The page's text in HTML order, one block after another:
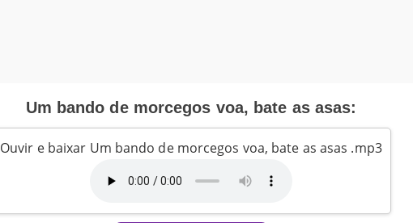
Um bando de morcegos voa, bate as asas:
Ouvir e baixar Um bando de morcegos voa, bate as asas .mp3